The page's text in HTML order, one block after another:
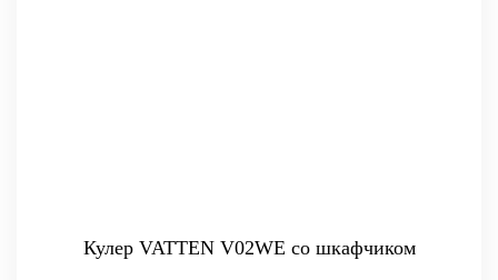
Кулер VATTEN V02WE со шкафчиком